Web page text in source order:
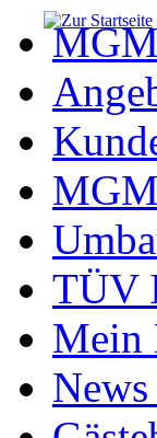
TÜV
Mein